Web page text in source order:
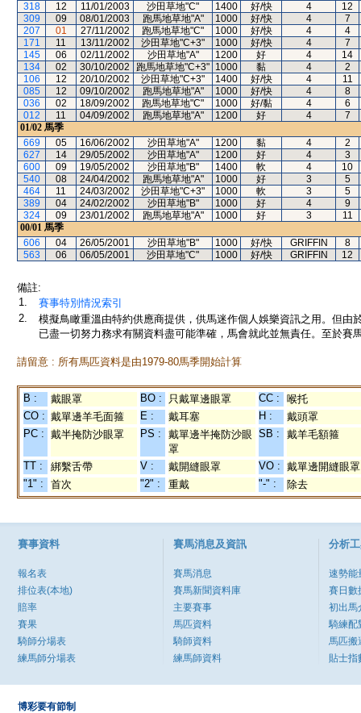
318
12 11/01/2003 沙田草地"C" 1400 好/快 4
12
309
09 08/01/2003 跑馬地草地"A" 1000 好/快 4
7
207
01 27/11/2002 跑馬地草地"C" 1000 好/快 4
4
171
11 13/11/2002 沙田草地"C+3" 1000 好/快 4
7
145
06 02/11/2002 沙田草地"A" 1200 好 4
14
134
02 30/10/2002 跑馬地草地"C+3" 1000 黏 4
2
106
12 20/10/2002 沙田草地"C+3" 1400 好/快 4
11
085
12 09/10/2002 跑馬地草地"A" 1000 好/快 4
8
036
02 18/09/2002 跑馬地草地"C" 1000 好/黏 4
6
012
11 04/09/2002 跑馬地草地"A" 1200 好 4
7
01/02 馬季
669
05 16/06/2002 沙田草地"A" 1200 黏 4
2
627
14 29/05/2002 沙田草地"A" 1200 好 4
3
600
09 19/05/2002 沙田草地"B" 1400 軟 4
10
540
08 24/04/2002 跑馬地草地"A" 1000 好 3
5
464
11 24/03/2002 沙田草地"C+3" 1000 軟 3
5
389
04 24/02/2002 沙田草地"B" 1000 好 4
9
324
09 23/01/2002 跑馬地草地"A" 1000 好 3
11
00/01 馬季
606
04 26/05/2001 沙田草地"B" 1000 好/快 GRIFFIN
8
563
06 06/05/2001 沙田草地"C" 1000 好/快 GRIFFIN 12
備註:
1.
賽事特別情況索引
2.
模擬鳥瞰重溫由特約供應商提供，供馬迷作個人娛樂資訊之用。但
已盡一切努力務求有關資料盡可能準確，馬會就此並無責任。至於賽
請留意 : 所有馬匹資料是由1979-80馬季開始計算
B : 戴眼罩 BO : 只戴單邊眼罩 CC :
喉托
CO : 戴單邊羊毛面箍 E : 戴耳塞 H :
戴頭罩
PC : 戴半掩防沙眼罩 PS :
戴單邊半掩防沙眼
罩
SB : 戴羊毛額箍
TT : 綁繫舌帶 V : 戴開縫眼罩 VO : 戴單邊開縫眼罩
"1" :
首次 "2" : 重戴 "-" : 除去
賽事資料
報名表
排位表(本地)
賠率
賽果
騎師分場表
練馬師分場表
賽馬消息及資訊
賽馬消息
賽馬新聞資料庫
主要賽事
馬匹資料
騎師資料
練馬師資料
分析
速勢能
賽日數
初出馬
騎練配
馬匹搬
貼士指
博彩要有節制